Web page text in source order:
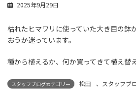
2025年9月29日
枯れたヒマワリに使っていた大き目の鉢
おうか迷っています。
種から植えるか、何か買ってきて植え替
スタッフブログカテゴリー 松田 、 スタッフブ